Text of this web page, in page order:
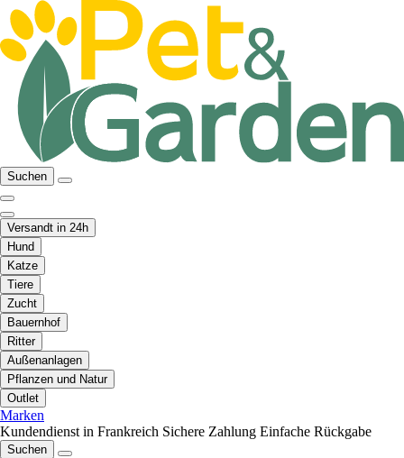
Suchen
Versandt in 24h
Hund
Katze
Tiere
Zucht
Bauernhof
Ritter
Außenanlagen
Pflanzen und Natur
Outlet
Marken
Kundendienst in Frankreich Sichere Zahlung Einfache Rückgabe
Suchen